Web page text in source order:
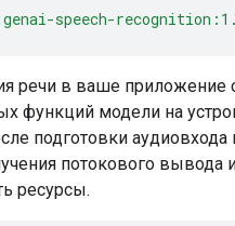
speech-
речи в ваше приложение
функций модели на
подготовки аудиовхода
потокового вывода
ресурсы.